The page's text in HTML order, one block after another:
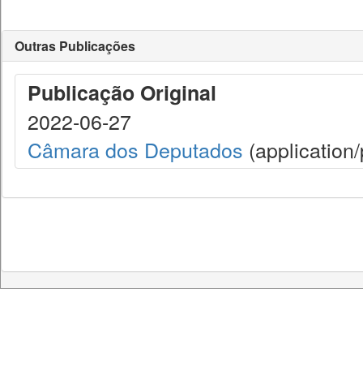
Outras Publicações
Publicação Original
2022-06-27
Câmara dos Deputados